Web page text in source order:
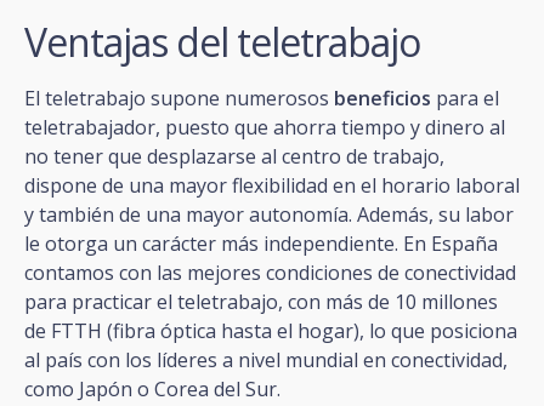
Ventajas del teletrabajo
El teletrabajo supone numerosos beneficios para el
teletrabajador, puesto que ahorra tiempo y dinero al
no tener que desplazarse al centro de trabajo,
dispone de una mayor flexibilidad en el horario laboral
y también de una mayor autonomía. Además, su labor
le otorga un carácter más independiente. En España
contamos con las mejores condiciones de conectividad
para practicar el teletrabajo, con más de 10 millones
de FTTH (fibra óptica hasta el hogar), lo que posiciona
al país con los líderes a nivel mundial en conectividad,
como Japón o Corea del Sur.